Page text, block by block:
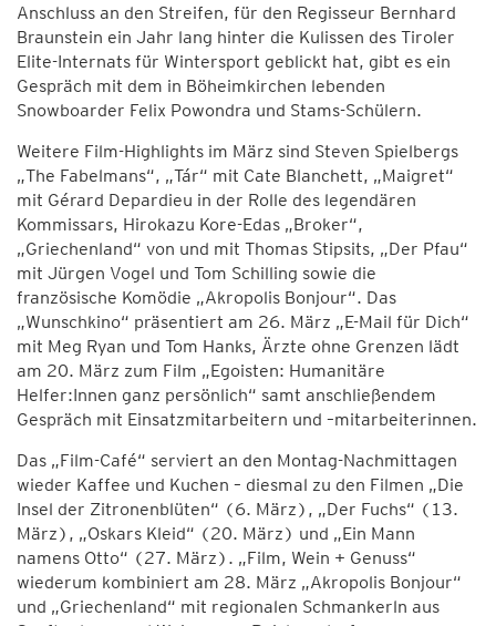
Anschluss an den Streifen, für den Regisseur Bernhard
Braunstein ein Jahr lang hinter die Kulissen des Tiroler
Elite-Internats für Wintersport geblickt hat, gibt es ein
Gespräch mit dem in Böheimkirchen lebenden
Snowboarder Felix Powondra und Stams-Schülern.
Weitere Film-Highlights im März sind Steven Spielbergs
„The Fabelmans“, „Tár“ mit Cate Blanchett, „Maigret“
mit Gérard Depardieu in der Rolle des legendären
Kommissars, Hirokazu Kore-Edas „Broker“,
„Griechenland“ von und mit Thomas Stipsits, „Der Pfau“
mit Jürgen Vogel und Tom Schilling sowie die
französische Komödie „Akropolis Bonjour“. Das
„Wunschkino“ präsentiert am 26. März „E-Mail für Dich“
mit Meg Ryan und Tom Hanks, Ärzte ohne Grenzen lädt
am 20. März zum Film „Egoisten: Humanitäre
Helfer:Innen ganz persönlich“ samt anschließendem
Gespräch mit Einsatzmitarbeitern und –mitarbeiterinnen.
Das „Film-Café“ serviert an den Montag-Nachmittagen
wieder Kaffee und Kuchen – diesmal zu den Filmen „Die
Insel der Zitronenblüten“ (6. März), „Der Fuchs“ (13.
März), „Oskars Kleid“ (20. März) und „Ein Mann
namens Otto“ (27. März). „Film, Wein + Genuss“
wiederum kombiniert am 28. März „Akropolis Bonjour“
und „Griechenland“ mit regionalen Schmankerln aus